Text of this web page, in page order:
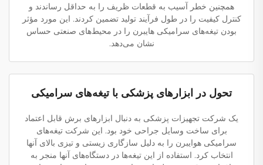
همچنین خطر آسیب به قطعات ظریف را به حداقل رساندند و
کنترل کیفیت را در طول فرآیند تولید تضمین کردند. این مورد مؤثر
بودن تیغه‌های سرامیکی هایبرن را در محیط‌های صنعتی حساس
نشان می‌دهد.
تحول در ابزارهای پزشکی با تیغه‌های سرامیکی
یک شرکت تجهیزات پزشکی به دنبال ابزارهای برش قابل اعتماد
برای ساخت وسایل جراحی خود بود. این شرکت تیغه‌های
سرامیکی هوایبرن را به دلیل سازگاری زیستی و تیزی بالای آنها
انتخاب کرد. استفاده از این تیغه‌ها در دستگاه‌های آنها منجر به